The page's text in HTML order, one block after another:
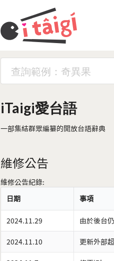
iTaigi愛台語
一部集結群眾編纂的開放台語辭典
維修公告
維修公告紀錄:
日期
事項
2024.11.29 由於後台
2024.11.10 更新外部